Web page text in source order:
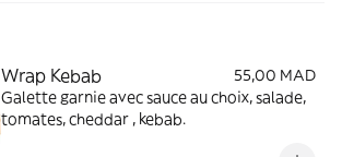
Wrap Kebab
55,00 MAD
Galette garnie avec sauce au choix, salade,
tomates, cheddar , kebab.